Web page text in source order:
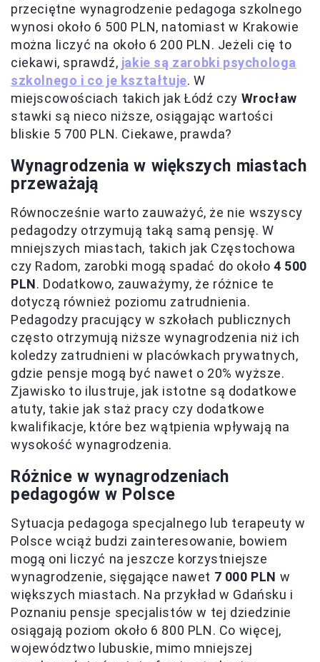
przeciętne wynagrodzenie pedagoga szkolnego
wynosi około 6 500 PLN, natomiast w Krakowie
można liczyć na około 6 200 PLN. Jeżeli cię to
ciekawi, sprawdź, jakie są zarobki psychologa
szkolnego i co je kształtuje. W
miejscowościach takich jak Łódź czy Wrocław
stawki są nieco niższe, osiągając wartości
bliskie 5 700 PLN. Ciekawe, prawda?
Wynagrodzenia w większych miastach
przeważają
Równocześnie warto zauważyć, że nie wszyscy
pedagodzy otrzymują taką samą pensję. W
mniejszych miastach, takich jak Częstochowa
czy Radom, zarobki mogą spadać do około4 500
PLN. Dodatkowo, zauważymy, że różnice te
dotyczą również poziomu zatrudnienia.
Pedagodzy pracujący w szkołach publicznych
często otrzymują niższe wynagrodzenia niż ich
koledzy zatrudnieni w placówkach prywatnych,
gdzie pensje mogą być nawet o 20% wyższe.
Zjawisko to ilustruje, jak istotne są dodatkowe
atuty, takie jak staż pracy czy dodatkowe
kwalifikacje, które bez wątpienia wpływają na
wysokość wynagrodzenia.
Różnice w wynagrodzeniach
pedagogów w Polsce
Sytuacja pedagoga specjalnego lub terapeuty w
Polsce wciąż budzi zainteresowanie, bowiem
mogą oni liczyć na jeszcze korzystniejsze
wynagrodzenie, sięgające nawet 7 000 PLN w
większych miastach. Na przykład w Gdańsku i
Poznaniu pensje specjalistów w tej dziedzinie
osiągają poziom około 6 800 PLN. Co więcej,
województwo lubuskie, mimo mniejszej